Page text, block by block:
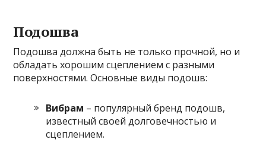
Подошва
Подошва должна быть не только прочной, но и
обладать хорошим сцеплением с разными
поверхностями. Основные виды подошв:
Вибрам – популярный бренд подошв,
известный своей долговечностью и
сцеплением.